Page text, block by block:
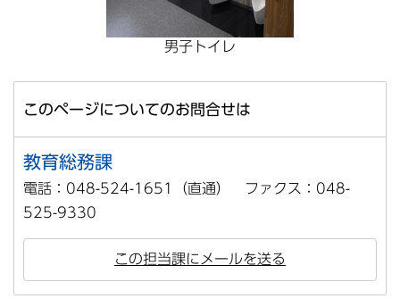
男子トイレ
このページについてのお問合せは
教育総務課
電話：048-524-1651（直通） ファクス：048-
525-9330
この担当課にメールを送る